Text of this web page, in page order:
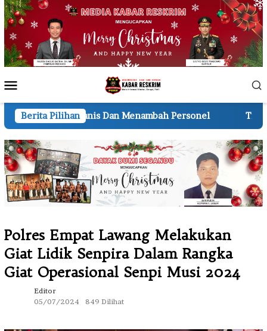
Loncat
ke
konten
Mobile
Berita Pilihan
Menambah Personel Timsus Anti Narkoba
Polres Empat Lawang Melakukan
Giat Lidik Senpira Dalam Rangka
Giat Operasional Senpi Musi 2024
Editor
05/07/2024
849 Dilihat